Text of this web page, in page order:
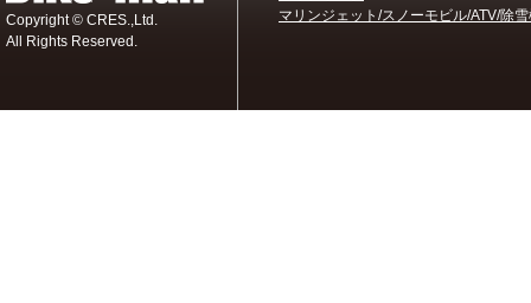
Copyright © CRES.,Ltd.
All Rights Reserved.
マリンジェット/スノーモビル/ATV/除